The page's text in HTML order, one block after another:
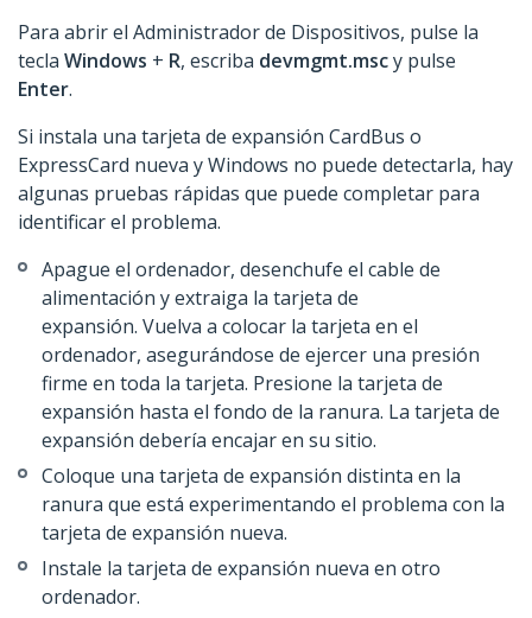
Para abrir el Administrador de Dispositivos, pulse la
tecla Windows + R, escriba devmgmt.mscy pulse
Enter.
Si instala una tarjeta de expansión CardBus o
ExpressCard nueva y Windows no puede detectarla, hay
algunas pruebas rápidas que puede completar para
identificar el problema.
Apague el ordenador, desenchufe el cable de
alimentación y extraiga la tarjeta de
expansión. Vuelva a colocar la tarjeta en el
ordenador, asegurándose de ejercer una presión
firme en toda la tarjeta. Presione la tarjeta de
expansión hasta el fondo de la ranura. La tarjeta de
expansión debería encajar en su sitio.
Coloque una tarjeta de expansión distinta en la
ranura que está experimentando el problema con la
tarjeta de expansión nueva.
Instale la tarjeta de expansión nueva en otro
ordenador.